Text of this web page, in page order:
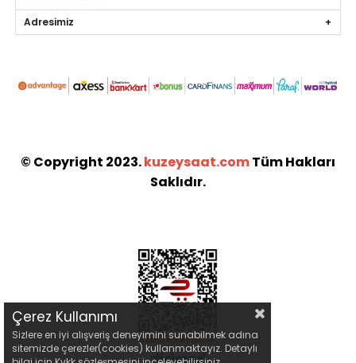
Adresimiz
© Copyright 2023.kuzeysaat.comTüm Hakları
Saklıdır.
Çerez Kullanımı
Sizlere en iyi alışveriş deneyimini sunabilmek adına
sitemizde çerezler(cookies) kullanmaktayız. Detaylı